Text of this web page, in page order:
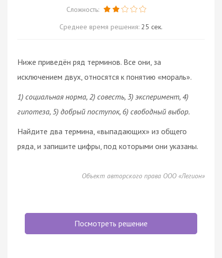
Сложность:
Среднее время решения: 25 сек.
Ниже приведён ряд терминов. Все они, за
исключением двух, относятся к понятию «мораль».
1) социальная норма, 2) совесть, 3) эксперимент, 4)
гипотеза, 5) добрый поступок, 6) свободный выбор.
Найдите два термина, «выпадающих» из общего
ряда, и запишите цифры, под которыми они указаны.
Объект авторского права ООО «Легион»
Посмотреть решение